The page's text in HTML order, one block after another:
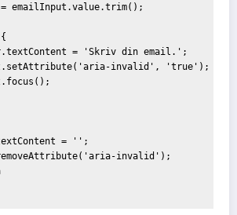
emailInput.value.trim();
= 'Skriv din email.';
invalid', 'true');
= '';
invalid');